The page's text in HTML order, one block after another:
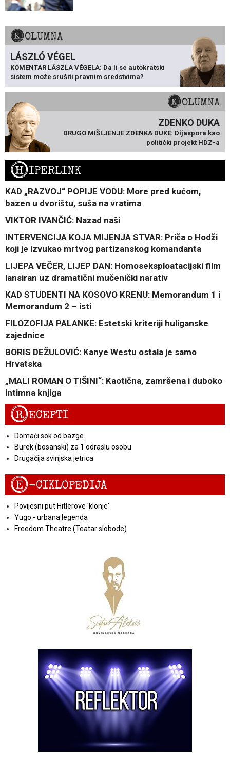
KOLUMNA
LÁSZLÓ VÉGEL
KOMENTAR LÁSZLA VÉGELA: Da li se autokratski
sistem može srušiti pravnim sredstvima?
KOLUMNA
ZDENKO DUKA
DRUGO MIŠLJENJE ZDENKA DUKE: Dijaspora kao
politički projekt HDZ-a
HIPERLINK
KAD „RAZVOJ“ POPIJE VODU: More pred kućom,
bazen u dvorištu, suša na vratima
VIKTOR IVANČIĆ: Nazad naši
INTERVENCIJA KOJA MIJENJA STVAR: Priča o Hodži
koji je izvukao mrtvog partizanskog komandanta
LIJEPA VEČER, LIJEP DAN: Homoseksploatacijski film
lansiran uz dramatični mučenički narativ
KAD STUDENTI NA KOSOVO KRENU: Memorandum 1 i
Memorandum 2 – isti
FILOZOFIJA PALANKE: Estetski kriteriji huliganske
zajednice
BORIS DEŽULOVIĆ: Kanye Westu ostala je samo
Hrvatska
„MALI ROMAN O TIŠINI“: Kaotična, zamršena i duboko
intimna knjiga
RECEPTI
Domaći sok od bazge
Burek (bosanski) za 1 odraslu osobu
Drugačija svinjska jetrica
E-CIKLOPEDIJA
Povijesni put Hitlerove 'klonje'
Yugo - urbana legenda
Freedom Theatre (Teatar slobode)